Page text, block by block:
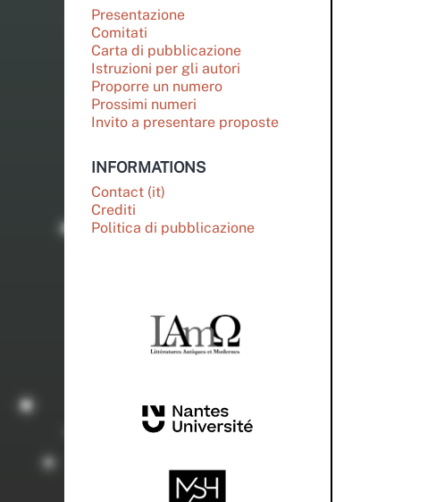
Presentazione
Comitati
Carta di pubblicazione
Istruzioni per gli autori
Proporre un numero
Prossimi numeri
Invito a presentare proposte
INFORMATIONS
Contact (it)
Crediti
Politica di pubblicazione